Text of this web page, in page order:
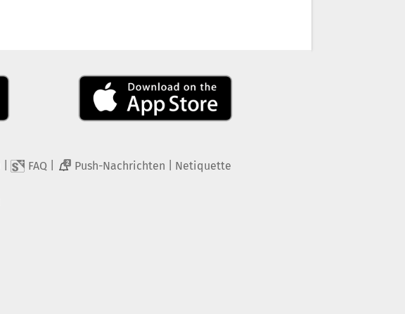
FAQ 2 Push-Nachrichten Netiquette